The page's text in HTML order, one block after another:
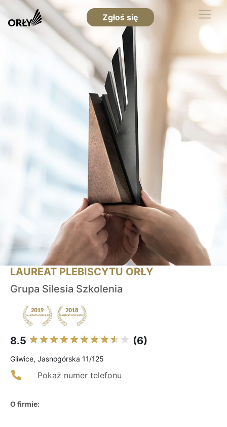
Zgłoś się
LAUREAT PLEBISCYTU ORŁY
Grupa Silesia Szkolenia
8.5 (6)
Gliwice, Jasnogórska 11/125
Pokaż numer telefonu
O firmie: